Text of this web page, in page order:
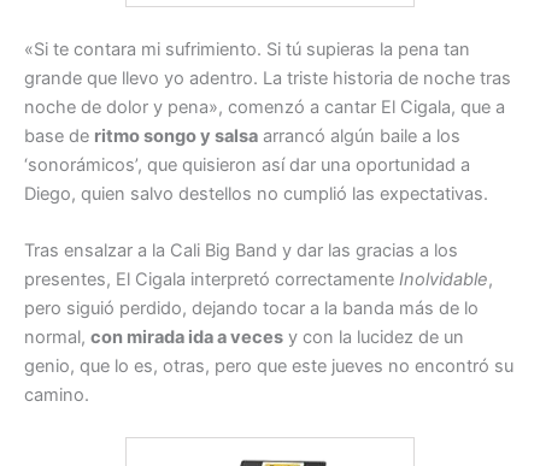
«Si te contara mi sufrimiento. Si tú supieras la pena tan
grande que llevo yo adentro. La triste historia de noche tras
noche de dolor y pena», comenzó a cantar El Cigala, que a
base de ritmo songo y salsa arrancó algún baile a los
‘sonorámicos’, que quisieron así dar una oportunidad a
Diego, quien salvo destellos no cumplió las expectativas.
Tras ensalzar a la Cali Big Band y dar las gracias a los
presentes, El Cigala interpretó correctamente Inolvidable,
pero siguió perdido, dejando tocar a la banda más de lo
normal, con mirada ida a veces y con la lucidez de un
genio, que lo es, otras, pero que este jueves no encontró su
camino.